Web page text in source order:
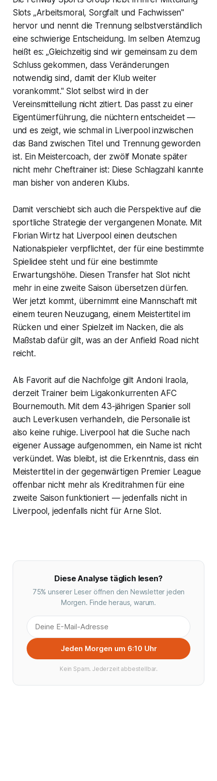
Slots „Arbeitsmoral, Sorgfalt und Fachwissen"
hervor und nennt die Trennung selbstverständlich
eine schwierige Entscheidung. Im selben Atemzug
heißt es: „Gleichzeitig sind wir gemeinsam zu dem
Schluss gekommen, dass Veränderungen
notwendig sind, damit der Klub weiter
vorankommt." Slot selbst wird in der
Vereinsmitteilung nicht zitiert. Das passt zu einer
Eigentümerführung, die nüchtern entscheidet —
und es zeigt, wie schmal in Liverpool inzwischen
das Band zwischen Titel und Trennung geworden
ist. Ein Meistercoach, der zwölf Monate später
nicht mehr Cheftrainer ist: Diese Schlagzahl kannte
man bisher von anderen Klubs.
Damit verschiebt sich auch die Perspektive auf die
sportliche Strategie der vergangenen Monate. Mit
Florian Wirtz hat Liverpool einen deutschen
Nationalspieler verpflichtet, der für eine bestimmte
Spielidee steht und für eine bestimmte
Erwartungshöhe. Diesen Transfer hat Slot nicht
mehr in eine zweite Saison übersetzen dürfen.
Wer jetzt kommt, übernimmt eine Mannschaft mit
einem teuren Neuzugang, einem Meistertitel im
Rücken und einer Spielzeit im Nacken, die als
Maßstab dafür gilt, was an der Anfield Road nicht
reicht.
Als Favorit auf die Nachfolge gilt Andoni Iraola,
derzeit Trainer beim Ligakonkurrenten AFC
Bournemouth. Mit dem 43-jährigen Spanier soll
auch Leverkusen verhandeln, die Personalie ist
also keine ruhige. Liverpool hat die Suche nach
eigener Aussage aufgenommen, ein Name ist nicht
verkündet. Was bleibt, ist die Erkenntnis, dass ein
Meistertitel in der gegenwärtigen Premier League
offenbar nicht mehr als Kreditrahmen für eine
zweite Saison funktioniert — jedenfalls nicht in
Liverpool, jedenfalls nicht für Arne Slot.
Diese Analyse täglich lesen?
75% unserer Leser öffnen den Newsletter jeden
Morgen. Finde heraus, warum.
Jeden Morgen um 6:10 Uhr
Kein Spam. Jederzeit abbestellbar.